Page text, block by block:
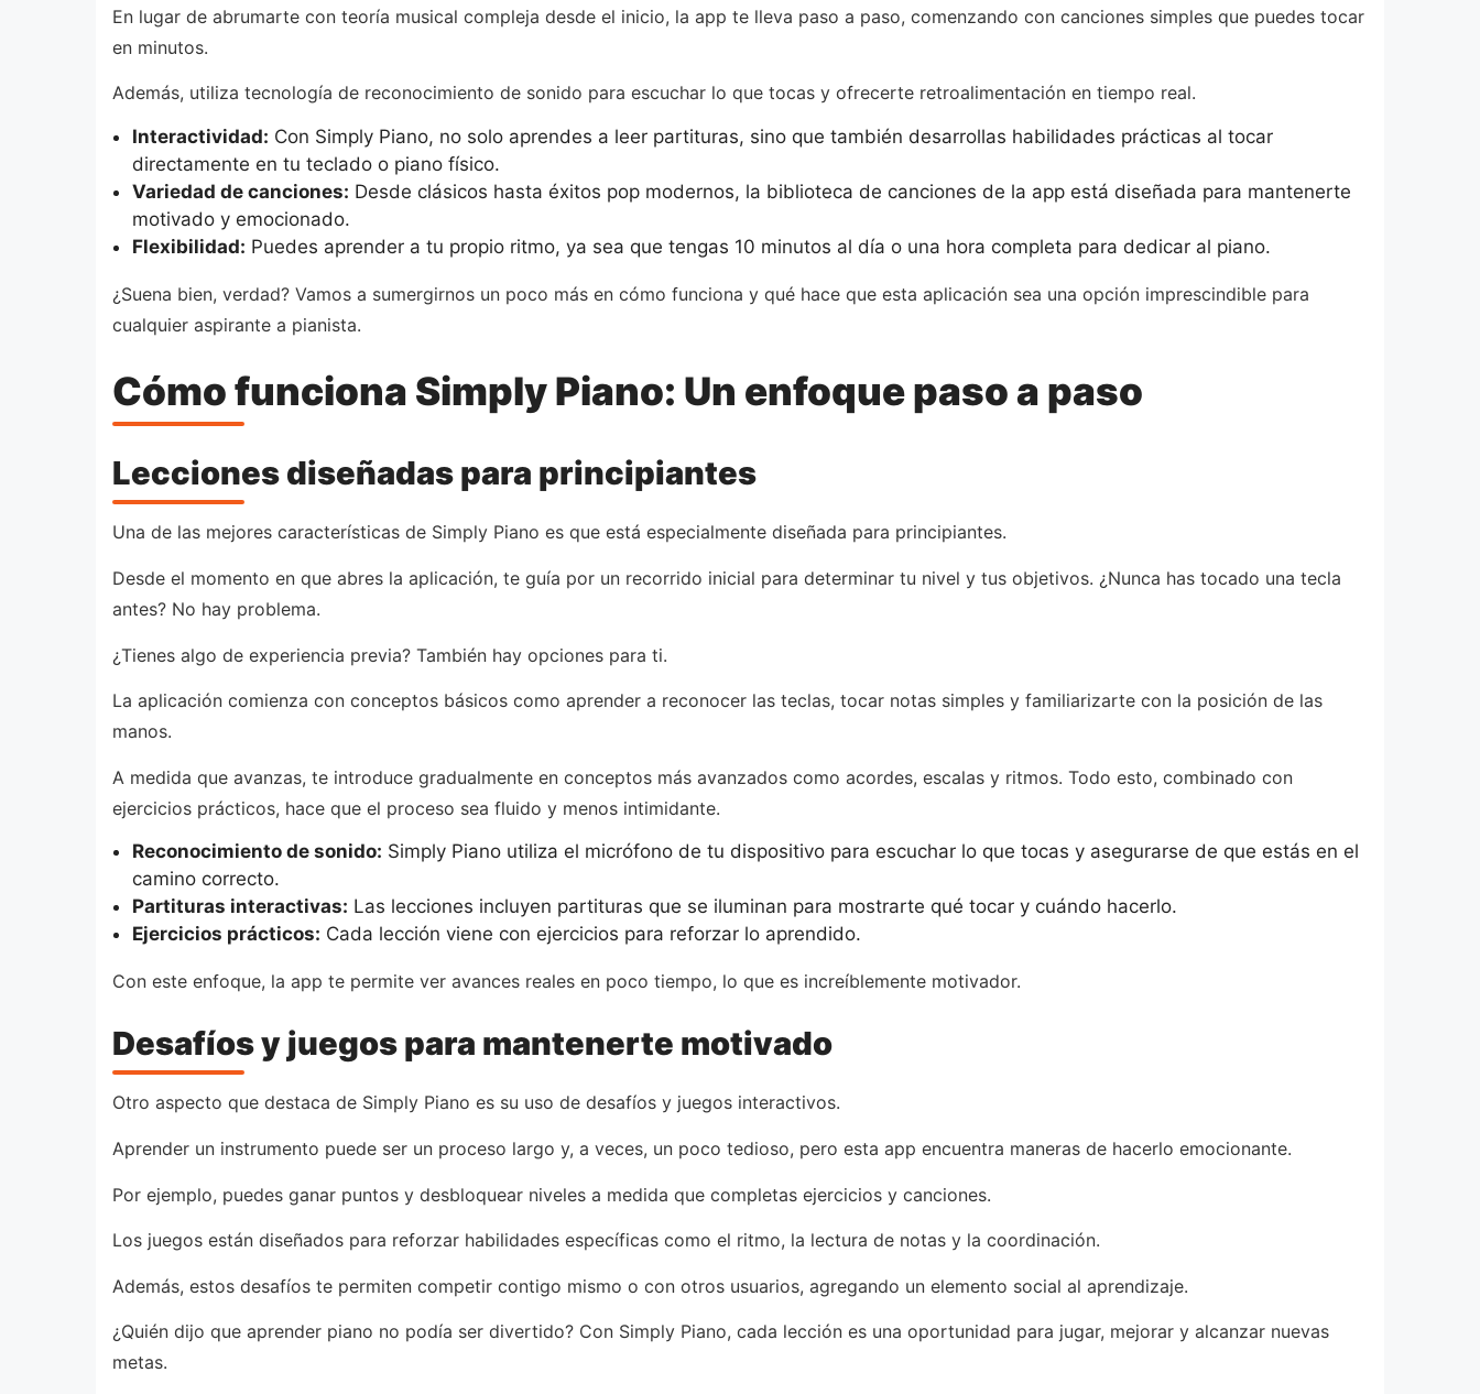
En lugar de abrumarte con teoría musical compleja desde el inicio, la app te lleva paso a paso, comenzando con canciones simples que puedes tocar
en minutos.
Además, utiliza tecnología de reconocimiento de sonido para escuchar lo que tocas y ofrecerte retroalimentación en tiempo real.
Interactividad: Con Simply Piano, no solo aprendes a leer partituras, sino que también desarrollas habilidades prácticas al tocar
directamente en tu teclado o piano físico.
Variedad de canciones: Desde clásicos hasta éxitos pop modernos, la biblioteca de canciones de la app está diseñada para mantenerte
motivado y emocionado.
Flexibilidad: Puedes aprender a tu propio ritmo, ya sea que tengas 10 minutos al día o una hora completa para dedicar al piano.
¿Suena bien, verdad? Vamos a sumergirnos un poco más en cómo funciona y qué hace que esta aplicación sea una opción imprescindible para
cualquier aspirante a pianista.
Cómo funciona Simply Piano: Un enfoque paso a paso
Lecciones diseñadas para principiantes
Una de las mejores características de Simply Piano es que está especialmente diseñada para principiantes.
Desde el momento en que abres la aplicación, te guía por un recorrido inicial para determinar tu nivel y tus objetivos. ¿Nunca has tocado una tecla
antes? No hay problema.
¿Tienes algo de experiencia previa? También hay opciones para ti.
La aplicación comienza con conceptos básicos como aprender a reconocer las teclas, tocar notas simples y familiarizarte con la posición de las
manos.
A medida que avanzas, te introduce gradualmente en conceptos más avanzados como acordes, escalas y ritmos. Todo esto, combinado con
ejercicios prácticos, hace que el proceso sea fluido y menos intimidante.
Reconocimiento de sonido: Simply Piano utiliza el micrófono de tu dispositivo para escuchar lo que tocas y asegurarse de que estás en el
camino correcto.
Partituras interactivas: Las lecciones incluyen partituras que se iluminan para mostrarte qué tocar y cuándo hacerlo.
Ejercicios prácticos: Cada lección viene con ejercicios para reforzar lo aprendido.
Con este enfoque, la app te permite ver avances reales en poco tiempo, lo que es increíblemente motivador.
Desafíos y juegos para mantenerte motivado
Otro aspecto que destaca de Simply Piano es su uso de desafíos y juegos interactivos.
Aprender un instrumento puede ser un proceso largo y, a veces, un poco tedioso, pero esta app encuentra maneras de hacerlo emocionante.
Por ejemplo, puedes ganar puntos y desbloquear niveles a medida que completas ejercicios y canciones.
Los juegos están diseñados para reforzar habilidades específicas como el ritmo, la lectura de notas y la coordinación.
Además, estos desafíos te permiten competir contigo mismo o con otros usuarios, agregando un elemento social al aprendizaje.
¿Quién dijo que aprender piano no podía ser divertido? Con Simply Piano, cada lección es una oportunidad para jugar, mejorar y alcanzar nuevas
metas.